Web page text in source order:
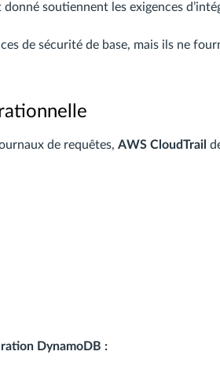
soutiennent les exigences
de sécurité de base, mais ils ne
de requêtes, AWS CloudTrail
DynamoDB :